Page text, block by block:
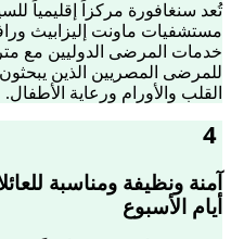
تُعد سنغافورة مركزاً إقليمياً
مستشفيات ماونت إليزابيث
خدمات المرضى الدوليين مع
للمرضى المصريين الذين
القلب والأورام ورعاية الأطفال.
4
آمنة ونظيفة ومناسبة
أيام الأسبوع